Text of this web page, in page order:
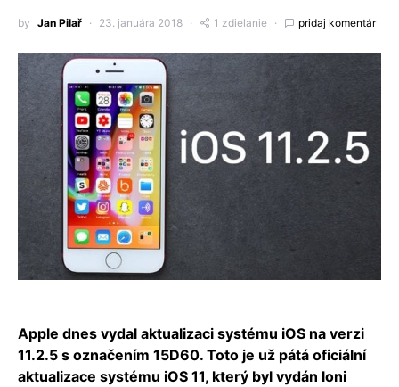
by Jan Pilař 23. januára 2018 1 zdielanie pridaj komentár
Apple dnes vydal aktualizaci systému iOS na verzi
11.2.5 s označením 15D60. Toto je už pátá oficiální
aktualizace systému iOS 11, který byl vydán loni